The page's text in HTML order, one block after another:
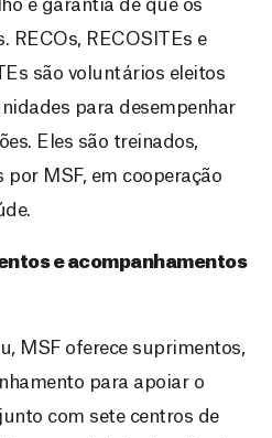
e garantia de que os
RECOs, RECOSITEs e
são voluntários eleitos
para desempenhar
Eles são treinados,
MSF, em cooperação
e acompanhamentos
MSF oferece suprimentos,
para apoiar o
com sete centros de